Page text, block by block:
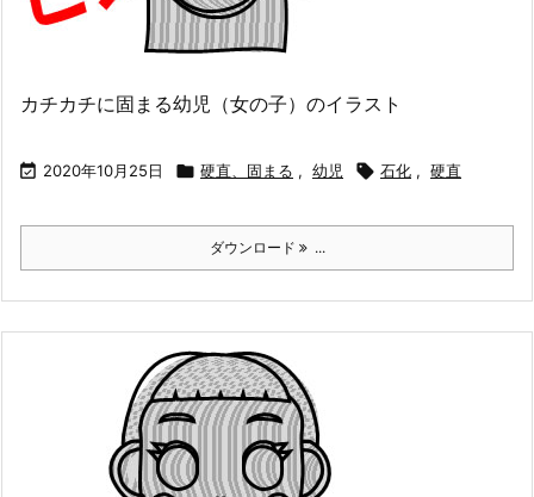
カチカチに固まる幼児（女の子）のイラスト
 2020年10月25日  硬直、固まる , 幼児  石化 , 硬直
ダウンロード ...